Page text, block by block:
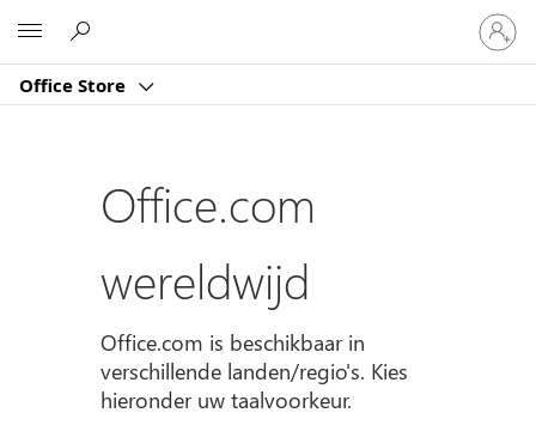
Office Store
Meld
je
aan
je
Office.com
wereldwijd
Office.com is beschikbaar in
verschillende landen/regio's. Kies
hieronder uw taalvoorkeur.